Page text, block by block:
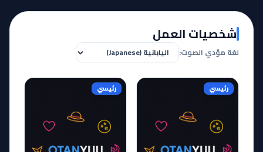
شخصيات العمل
لغة مؤدي الصوت:
رئيسي رئيسي